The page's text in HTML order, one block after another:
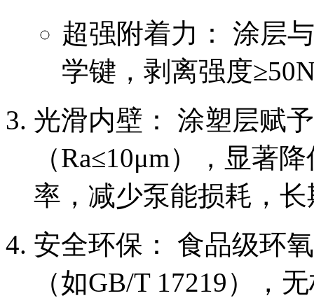
超强附着力： 涂层
学键，剥离强度
光滑内壁： 涂塑层赋
（Ra≤10μm），显著
率，减少泵能损耗，
安全环保： 食品级环
（如GB/T 17219），